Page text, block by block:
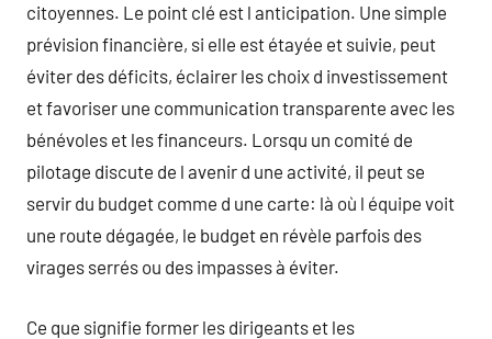
citoyennes. Le point clé est l anticipation. Une simple
prévision financière, si elle est étayée et suivie, peut
éviter des déficits, éclairer les choix d investissement
et favoriser une communication transparente avec les
bénévoles et les financeurs. Lorsqu un comité de
pilotage discute de l avenir d une activité, il peut se
servir du budget comme d une carte: là où l équipe voit
une route dégagée, le budget en révèle parfois des
virages serrés ou des impasses à éviter.
Ce que signifie former les dirigeants et les